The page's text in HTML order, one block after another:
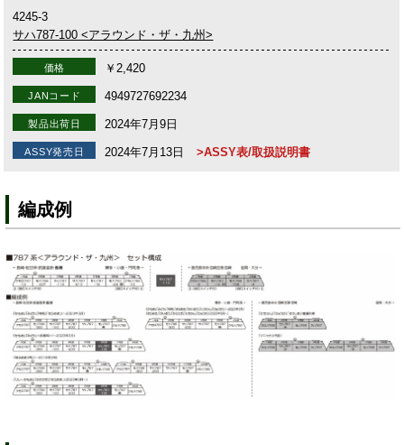
4245-3
サハ787-100 <アラウンド・ザ・九州>
価格 ￥2,420
JANコード 4949727692234
製品出荷日 2024年7月9日
ASSY発売日 2024年7月13日 >ASSY表/取扱説明書
編成例